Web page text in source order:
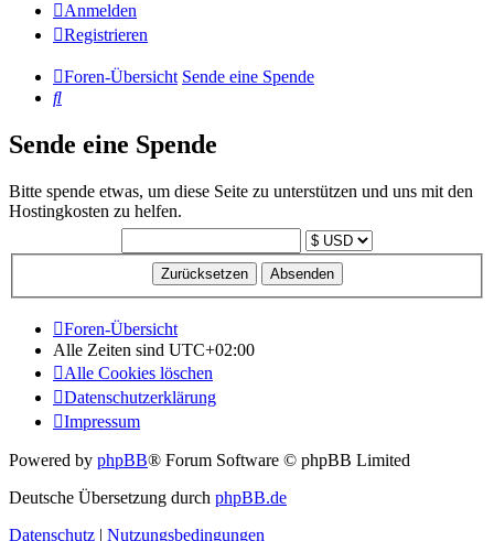
Anmelden
Registrieren
Foren-Übersicht Sende eine Spende
Suche
Sende eine Spende
Bitte spende etwas, um diese Seite zu unterstützen und uns mit den
Hostingkosten zu helfen.
Foren-Übersicht
Alle Zeiten sind UTC+02:00
Alle Cookies löschen
Datenschutzerklärung
Impressum
Powered by phpBB® Forum Software © phpBB Limited
Deutsche Übersetzung durch phpBB.de
Datenschutz | Nutzungsbedingungen